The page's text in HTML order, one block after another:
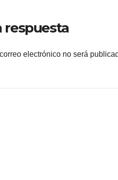
respuesta
electrónico no será